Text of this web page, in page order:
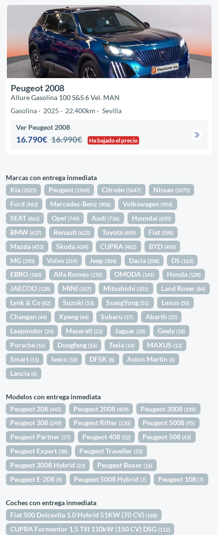
Peugeot 2008
Allure Gasolina 100 S&S 6 Vel. MAN
Gasolina
2025 22.400km Sevilla
Ver Peugeot 2008
16.790€ 16.990€ Ha bajado el precio
Marcas con entrega inmediata
Kia(2025) Peugeot(1969) Citroën(1647) Nissan (1075)
Ford(963) Mercedes-Benz(906) Volkswagen(904)
SEAT(861) Opel(749) Audi(736) Hyundai (650)
BMW(637) Renault(623) Toyota(609) Fiat (598)
Mazda(453) Skoda(434) CUPRA(402) BYD (400)
MG(390) Volvo(319) Jeep(304) Dacia (208) DS (163)
EBRO(160) Alfa Romeo(150) OMODA(141) Honda (128)
JAECOO(128) MINI(107) Mitsubishi(101) Land Rover (84)
Lynk & Co(82) Suzuki(53) SsangYong(51) Lexus (50)
Changan(44) Xpeng(44) Subaru(37) Abarth (25)
Leapmotor(24) Maserati(22) Jaguar(20) Geely (18)
Porsche(16) Dongfeng(16) Tesla(14) MAXUS (12)
Smart(11) Iveco(10) DFSK(8) Aston Martin (6)
Lancia(6)
Modelos con entrega inmediata
Peugeot 208(445) Peugeot 2008(409) Peugeot 3008(339)
Peugeot 308(249) Peugeot Rifter(130) Peugeot 5008(95)
Peugeot Partner(57) Peugeot 408(52) Peugeot 508(43)
Peugeot Expert(38) Peugeot Traveller(33)
Peugeot 3008 Hybrid(23) Peugeot Boxer(16)
Peugeot E-208(9) Peugeot 5008 Hybrid(7) Peugeot 108(7)
Coches con entrega inmediata
Fiat 500 Dolcevita 1.0 Hybrid 51KW (70 CV)(168)
CUPRA Formentor 1.5 TSI 110kW (150 CV) DSG(112)